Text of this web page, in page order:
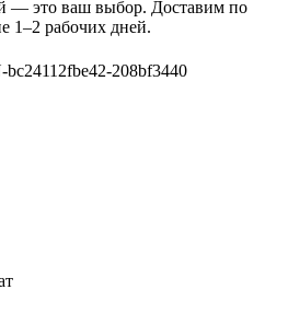
— это ваш выбор. Доставим по
1–2 рабочих дней.
bc24112fbe42-208bf3440